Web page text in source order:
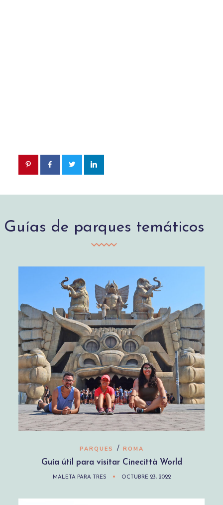
Guías de parques temáticos
PARQUES / ROMA
Guía útil para visitar Cinecittà World
MALETA PARA TRES OCTUBRE 23, 2022